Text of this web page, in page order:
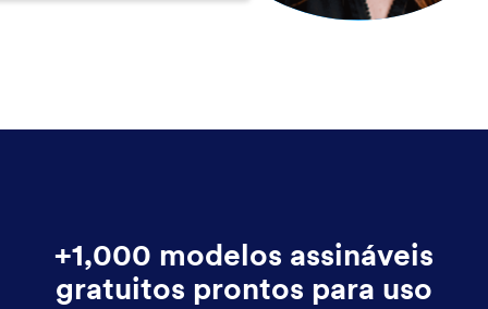
+1,000 modelos assináveis
gratuitos prontos para uso